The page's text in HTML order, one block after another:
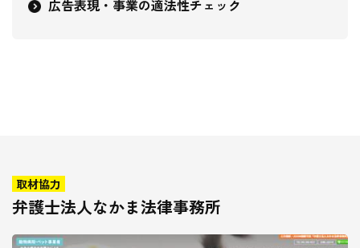
広告表現・事業の適法性チェック
取材協力
弁護士法人なかま法律事務所